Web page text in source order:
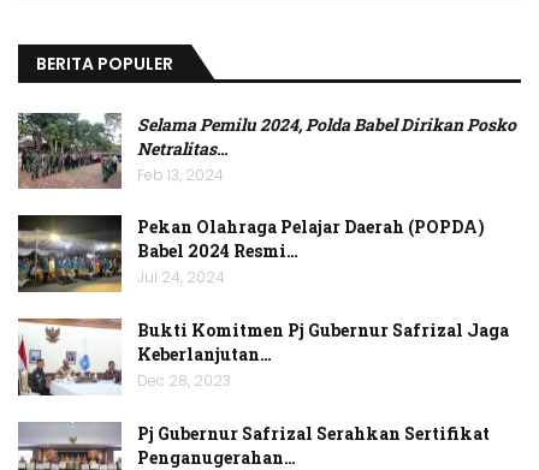
BERITA POPULER
Selama Pemilu 2024, Polda Babel Dirikan Posko
Netralitas…
Feb 13, 2024
Pekan Olahraga Pelajar Daerah (POPDA)
Babel 2024 Resmi…
Jul 24, 2024
Bukti Komitmen Pj Gubernur Safrizal Jaga
Keberlanjutan…
Dec 28, 2023
Pj Gubernur Safrizal Serahkan Sertifikat
Penganugerahan…